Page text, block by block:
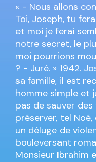
« - Nous allons
Toi, Joseph, tu
et moi je ferai
notre secret, le
moi pourrions
? - Juré. » 1942.
sa famille, il est
homme simple et
pas de sauver
préserver, tel
un déluge de
bouleversant
Monsieur Ibrahim